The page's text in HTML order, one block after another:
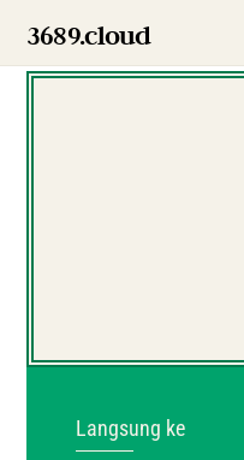
content
3689.cloud
Langsung ke